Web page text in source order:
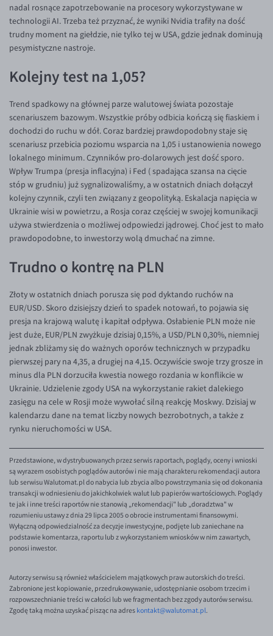
NZD/PLN
RON/PLN
SGD/PLN
ZAR/PLN
EUR/USD
EUR/GBP
EUR/CHF
EUR/CZK
EUR/DKK
EUR/NOK
EUR/SEK
EUR/BGN
EUR/CNY
EUR/HKD
EUR/HUF
EUR/ILS
EUR/JPY
EUR/RON
EUR/SGD
EUR/TRY
EUR/ZAR
GBP/USD
USD/CHF
GBP/CHF
Słowniczek
nadal rosnące zapotrzebowanie na procesory wykorzystywane w
technologii AI. Trzeba też przyznać, że wyniki Nvidia trafiły na dość
trudny moment na giełdzie, nie tylko tej w USA, gdzie jednak dominują
pesymistyczne nastroje.
Kolejny test na 1,05?
Trend spadkowy na głównej parze walutowej świata pozostaje
scenariuszem bazowym. Wszystkie próby odbicia kończą się fiaskiem i
dochodzi do ruchu w dół. Coraz bardziej prawdopodobny staje się
scenariusz przebicia poziomu wsparcia na 1,05 i ustanowienia nowego
lokalnego minimum. Czynników pro-dolarowych jest dość sporo.
Wpływ Trumpa (presja inflacyjna) i Fed ( spadająca szansa na cięcie
stóp w grudniu) już sygnalizowaliśmy, a w ostatnich dniach dołączył
kolejny czynnik, czyli ten związany z geopolityką. Eskalacja napięcia w
Ukrainie wisi w powietrzu, a Rosja coraz częściej w swojej komunikacji
używa stwierdzenia o możliwej odpowiedzi jądrowej. Choć jest to mało
prawdopodobne, to inwestorzy wolą dmuchać na zimne.
Trudno o kontrę na PLN
Złoty w ostatnich dniach porusza się pod dyktando ruchów na
EUR/USD. Skoro dzisiejszy dzień to spadek notowań, to pojawia się
presja na krajową walutę i kapitał odpływa. Osłabienie PLN może nie
jest duże, EUR/PLN zwyżkuje dzisiaj 0,15%, a USD/PLN 0,30%, niemniej
jednak zbliżamy się do ważnych oporów technicznych w przypadku
pierwszej pary na 4,35, a drugiej na 4,15. Oczywiście swoje trzy grosze in
minus dla PLN dorzuciła kwestia nowego rozdania w konflikcie w
Ukrainie. Udzielenie zgody USA na wykorzystanie rakiet dalekiego
zasięgu na cele w Rosji może wywołać silną reakcję Moskwy. Dzisiaj w
kalendarzu dane na temat liczby nowych bezrobotnych, a także z
rynku nieruchomości w USA.
Przedstawione, w dystrybuowanych przez serwis raportach, poglądy, oceny i wnioski
są wyrazem osobistych poglądów autorów i nie mają charakteru rekomendacji autora
lub serwisu Walutomat.pl do nabycia lub zbycia albo powstrzymania się od dokonania
transakcji w odniesieniu do jakichkolwiek walut lub papierów wartościowych. Poglądy
te jak i inne treści raportów nie stanowią „rekomendacji" lub „doradztwa" w
rozumieniu ustawy z dnia 29 lipca 2005 o obrocie instrumentami finansowymi.
Wyłączną odpowiedzialność za decyzje inwestycyjne, podjęte lub zaniechane na
podstawie komentarza, raportu lub z wykorzystaniem wniosków w nim zawartych,
ponosi inwestor.
Autorzy serwisu są również właścicielem majątkowych praw autorskich do treści.
Zabronione jest kopiowanie, przedrukowywanie, udostępnianie osobom trzecim i
rozpowszechnianie treści w całości lub we fragmentach bez zgody autorów serwisu.
Zgodę taką można uzyskać pisząc na adres kontakt@walutomat.pl.